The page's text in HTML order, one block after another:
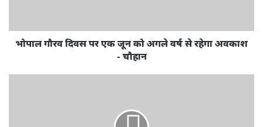
भोपाल गौरव दिवस पर एक जून को अगले वर्ष से रहेगा अवकाश
- चौहान